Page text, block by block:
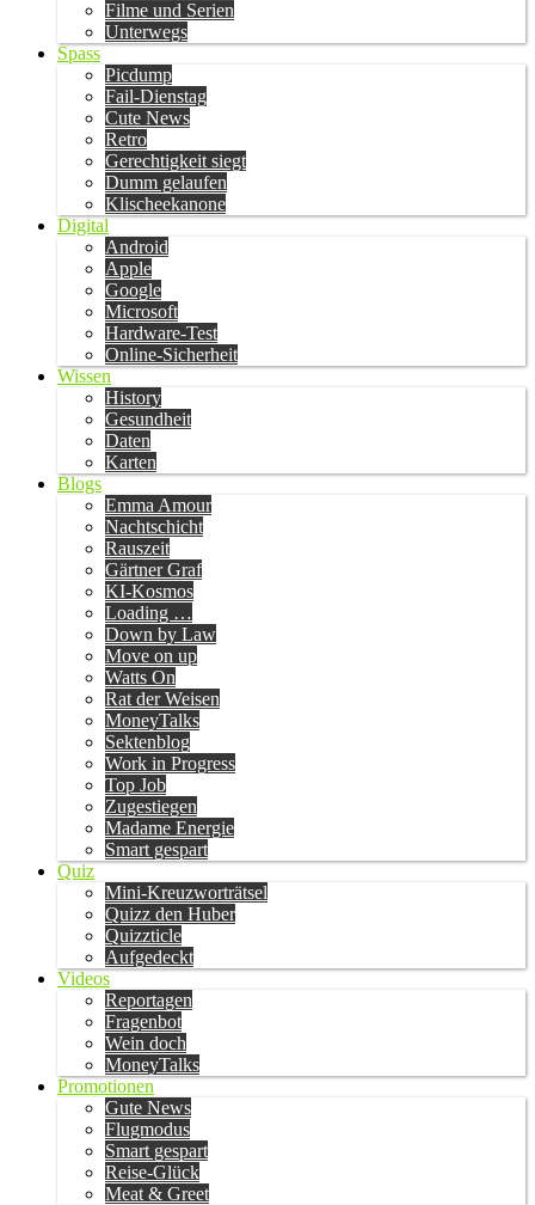
Filme und Serien
Unterwegs
Spass
Picdump
Fail-Dienstag
Cute News
Retro
Gerechtigkeit siegt
Dumm gelaufen
Klischeekanone
Digital
Android
Apple
Google
Microsoft
Hardware-Test
Online-Sicherheit
Wissen
History
Gesundheit
Daten
Karten
Blogs
Emma Amour
Nachtschicht
Rauszeit
Gärtner Graf
KI-Kosmos
Loading …
Down by Law
Move on up
Watts On
Rat der Weisen
MoneyTalks
Sektenblog
Work in Progress
Top Job
Zugestiegen
Madame Energie
Smart gespart
Quiz
Mini-Kreuzworträtsel
Quizz den Huber
Quizzticle
Aufgedeckt
Videos
Reportagen
Fragenbot
Wein doch
MoneyTalks
Promotionen
Gute News
Flugmodus
Smart gespart
Reise-Glück
Meat & Greet